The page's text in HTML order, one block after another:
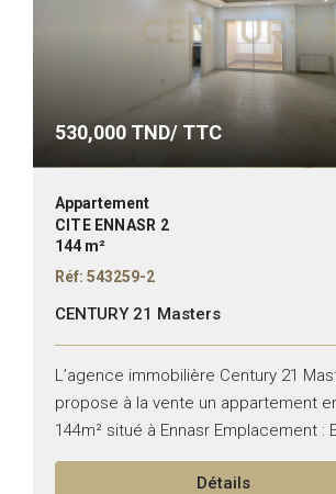
530,000 TND/ TTC
Appartement
CITE ENNASR 2
144 m²
Réf: 543259-2
CENTURY 21 Masters
L’agence immobilière Century 21
propose à la vente un appartement
144m² situé à Ennasr Emplacement :
Appartement Typologie : S+3 Il se
Détails